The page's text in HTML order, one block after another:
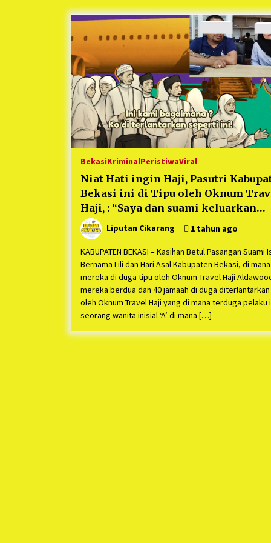
Berjalan Sukses
5 bulan ago
Kartini Penggerak Lingkungan
Sampah Bukit Berlian
1 tahun ago
Ucapan Terimakasih Ketua Umum
Jurpala Indonesia dan KOSMI
Indonesia Atas Respon Cepat
Metro Bekasi dan Polsek Cikarang
Timur yang Tangkap Oknum
Terkait Pengusiran Pendirian
1 tahun ago
BekasiKriminalPeristiwaViral
Niat Hati ingin Haji, Pasutri
Bekasi ini di Tipu oleh Oknum
Haji, : “Saya dan suami keluarkan
biaya Rp628juta untuk Haji, Tetapi
diterlantarkan di Gurun”
Liputan Cikarang 1 tahun ago
KABUPATEN BEKASI – Kasihan Betul Pasangan Suami
Bernama Lili dan Hari Asal Kabupaten Bekasi, di mana
mereka di duga tipu oleh Oknum Travel Haji
mereka berdua dan 40 jamaah di duga diterlantarkan
oleh Oknum Travel Haji yang di mana terduga pelaku
seorang wanita inisial ‘A’ di mana […]